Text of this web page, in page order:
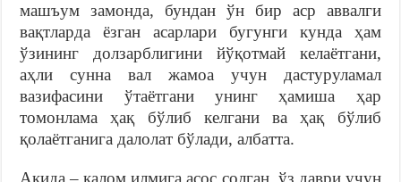
машъум замонда, бундан ўн бир аср аввалги
вақтларда ёзган асарлари бугунги кунда ҳам
ўзининг долзарблигини йўқотмай келаётгани,
аҳли сунна вал жамоа учун дастуруламал
вазифасини ўтаётгани унинг ҳамиша ҳар
томонлама ҳақ бўлиб келгани ва ҳақ бўлиб
қолаётганига далолат бўлади, албатта.
Ақида – калом илмига асос солган, ўз даври учун